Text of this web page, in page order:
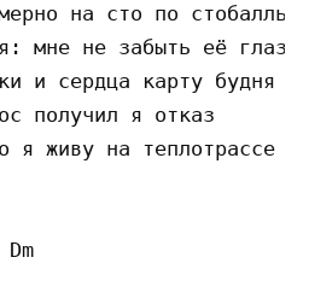
на сто по
мне не забыть её глаз
и сердца карту будня
получил я отказ
я живу на теплотрассе
Dm